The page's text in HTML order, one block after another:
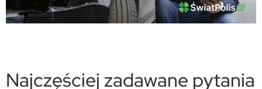
Najczęściej zadawane pytania